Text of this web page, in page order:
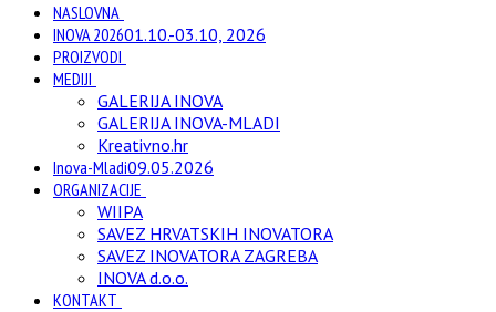
NASLOVNA
INOVA 202601.10.-03.10, 2026
PROIZVODI
MEDIJI
GALERIJA INOVA
GALERIJA INOVA-MLADI
Kreativno.hr
Inova-Mladi09.05.2026
ORGANIZACIJE
WIIPA
SAVEZ HRVATSKIH INOVATORA
SAVEZ INOVATORA ZAGREBA
INOVA d.o.o.
KONTAKT